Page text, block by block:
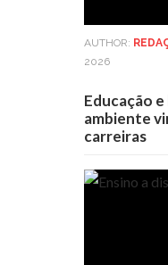
AUTHOR:
2026
Educação
ambiente
carreiras